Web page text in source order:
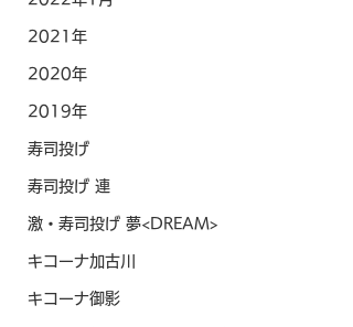
2021年
2020年
2019年
寿司投げ
寿司投げ 連
激・寿司投げ 夢<DREAM>
キコーナ加古川
キコーナ御影